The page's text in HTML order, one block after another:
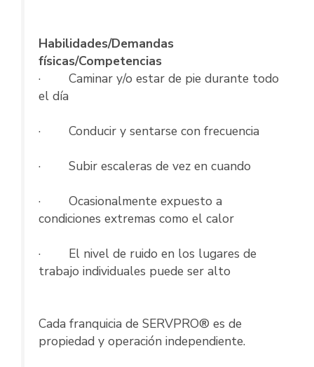
Habilidades/Demandas
físicas/Competencias
· Caminar y/o estar de pie durante todo
el día
· Conducir y sentarse con frecuencia
· Subir escaleras de vez en cuando
· Ocasionalmente expuesto a
condiciones extremas como el calor
· El nivel de ruido en los lugares de
trabajo individuales puede ser alto
Cada franquicia de SERVPRO® es de
propiedad y operación independiente.